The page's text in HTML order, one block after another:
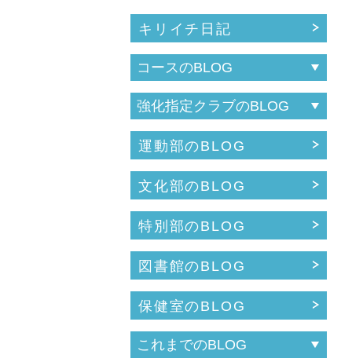
キリイチ日記
運動部のBLOG
文化部のBLOG
特別部のBLOG
図書館のBLOG
保健室のBLOG